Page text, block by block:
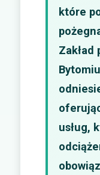
które
Zakład
usług,